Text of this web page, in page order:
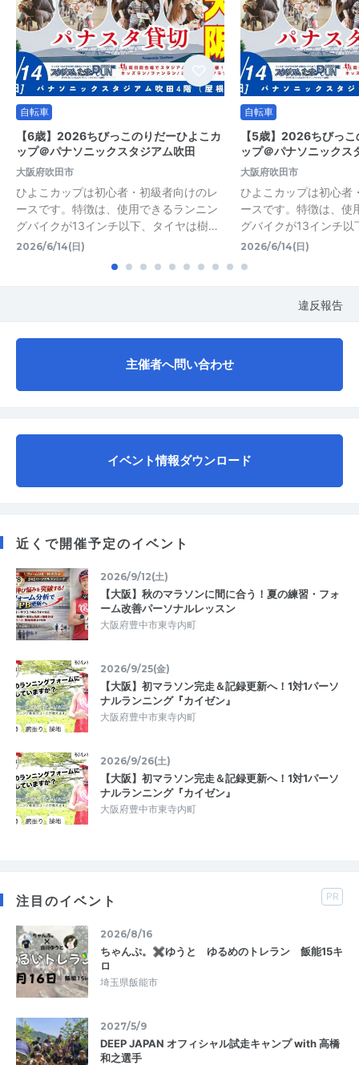
自転車
【6歳】2026ちびっこのりだーひよこカ
ップ＠パナソニックスタジアム吹田
大阪府吹田市
ひよこカップは初心者・初級者向けのレ
ースです。特徴は、使用できるランニン
グバイクが13インチ以下、タイヤは樹…
2026/6/14(日)
自転車
【5歳】2026ちびっ
ップ＠パナソニックス
大阪府吹田市
ひよこカップは初心者
ースです。特徴は、使
グバイクが13インチ
2026/6/14(日)
違反報告
主催者へ問い合わせ
イベント情報ダウンロード
近くで開催予定のイベント
2026/9/12(土)
【大阪】秋のマラソンに間に合う！夏の練習・フォ
ーム改善パーソナルレッスン
大阪府豊中市東寺内町
2026/9/25(金)
【大阪】初マラソン完走＆記録更新へ！1対1パーソ
ナルランニング『カイゼン』
大阪府豊中市東寺内町
2026/9/26(土)
【大阪】初マラソン完走＆記録更新へ！1対1パーソ
ナルランニング『カイゼン』
大阪府豊中市東寺内町
注目のイベント PR
2026/8/16
ちゃんぷ。✖ゆうと ゆるめのトレラン 飯能15キ
ロ
埼玉県飯能市
2027/5/9
DEEP JAPAN オフィシャル試走キャンプ with 高橋
和之選手